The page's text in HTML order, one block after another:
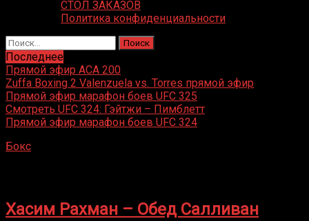
СТОЛ ЗАКАЗОВ
Политика конфиденциальности
Найти:
Последнее
Прямой эфир ACA 200
Zuffa Boxing 2 Valenzuela vs. Torres прямой эфир
Прямой эфир марафон боев UFC 325
Смотреть UFC 324: Гэйтжи – Пимблетт
Прямой эфир марафон боев UFC 324
Бокс
Хасим Рахман – Обед Салливан